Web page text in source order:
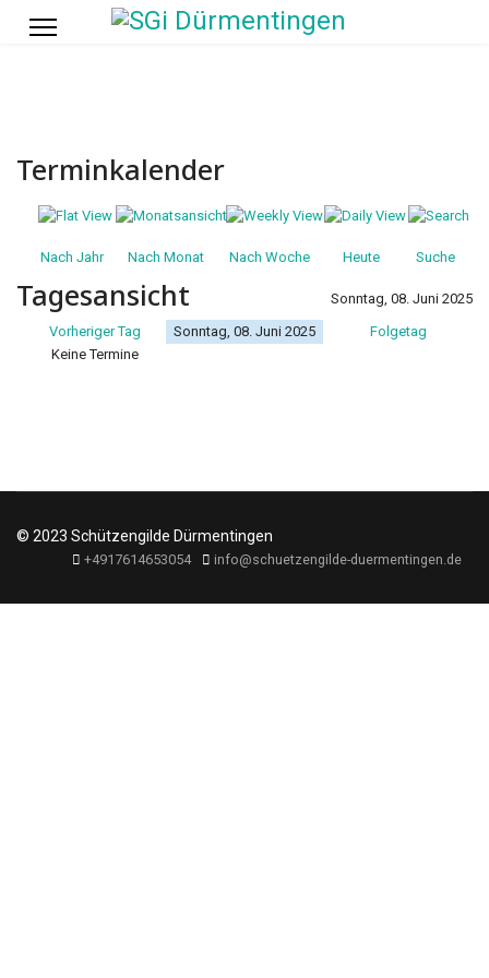
Terminkalender
Nach Jahr Nach Monat Nach Woche Heute Suche
Tagesansicht
Sonntag, 08. Juni 2025
Vorheriger Tag
Sonntag, 08. Juni 2025
Folgetag
Keine Termine
© 2023 Schützengilde Dürmentingen
+4917614653054 info@schuetzengilde-duermentingen.de